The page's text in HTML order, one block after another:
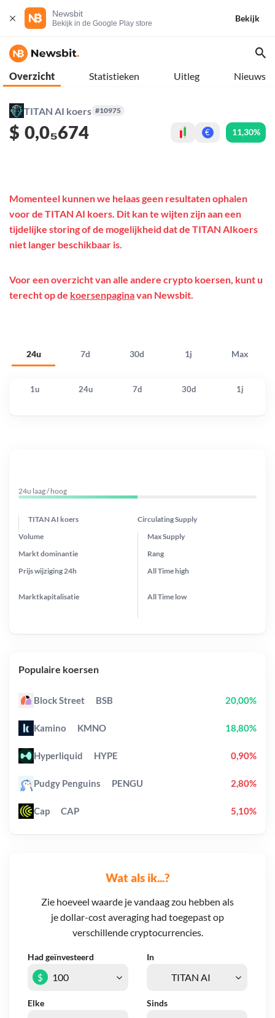
Newsbit
Bekijk in de Google Play store
Bekijk
Overzicht Statistieken Uitleg Nieuws
TITAN AI koers #10975
$ 0,0₅674 € 11,30%
24u 7d 30d 1j Max
Momenteel kunnen we helaas geen resultaten ophalen
voor de TITAN AI koers. Dit kan te wijten zijn aan een
tijdelijke storing of de mogelijkheid dat de TITAN AIkoers
niet langer beschikbaar is.
Voor een overzicht van alle andere crypto koersen, kunt u
terecht op de koersenpaginavan Newsbit.
1u 24u 7d 30d 1j
Wat als ik...?
Zie hoeveel waarde je vandaag zou hebben als
je dollar-cost averaging had toegepast op
verschillende cryptocurrencies.
Had geïnvesteerd In
Elke Sinds
$
24u laag / hoog
TITAN AI koers Circulating Supply
Prijs wijziging 24h
Max Supply
Markt dominantie
Marktkapitalisatie
Volume
Rang
All Timehigh
All Time low
Populaire koersen
Block Street BSB 20,00%
Kamino KMNO 18,80%
Hyperliquid HYPE 0,90%
Pudgy Penguins PENGU 2,80%
Cap CAP 5,10%